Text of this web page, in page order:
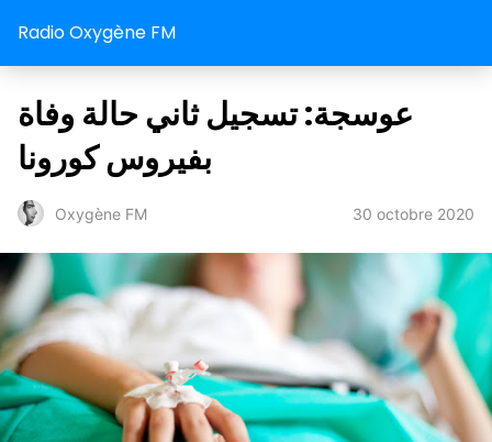
Radio Oxygène FM
عوسجة: تسجيل ثاني حالة وفاة
بفيروس كورونا
Oxygène FM 30 octobre 2020